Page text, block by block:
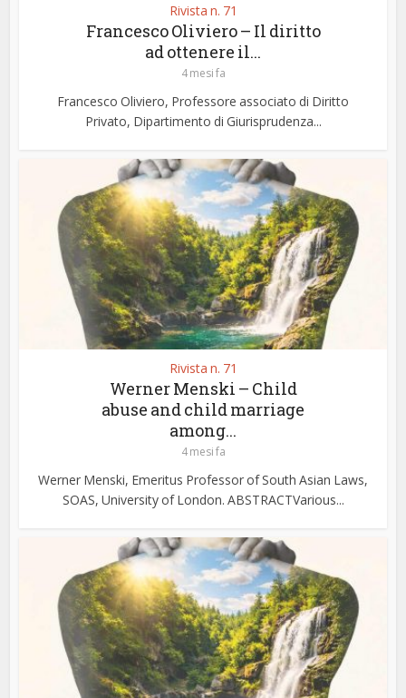
Rivista n. 71
Francesco Oliviero – Il diritto
ad ottenere il...
4 mesi fa
Francesco Oliviero, Professore associato di Diritto
Privato, Dipartimento di Giurisprudenza...
Rivista n. 71
Werner Menski – Child
abuse and child marriage
among...
4 mesi fa
Werner Menski, Emeritus Professor of South Asian Laws,
SOAS, University of London. ABSTRACTVarious...